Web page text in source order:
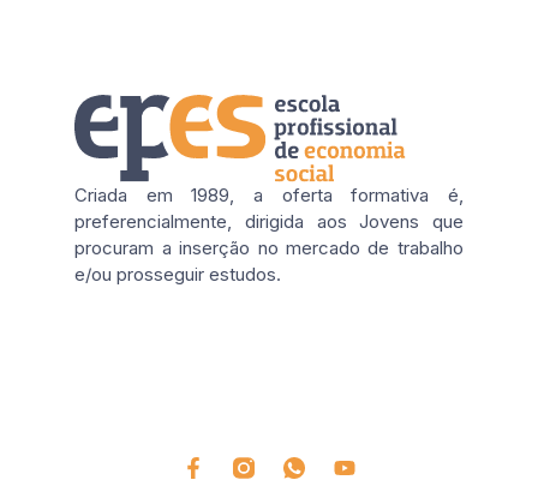
Criada em 1989, a oferta formativa é,
preferencialmente, dirigida aos Jovens que
procuram a inserção no mercado de trabalho
e/ou prosseguir estudos.